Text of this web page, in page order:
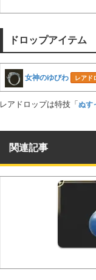
ドロップアイテム
女神のゆびわ レアド
レアドロップは特技「ぬす
関連記事